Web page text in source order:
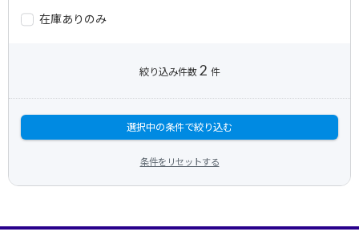
在庫ありのみ
絞り込み件数 2 件
選択中の条件で絞り込む
条件をリセットする